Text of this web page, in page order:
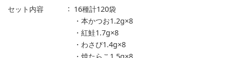
セット内容
16種計120袋
・本かつお1.2g×8
・紅鮭1.7g×8
・わさび1.4g×8